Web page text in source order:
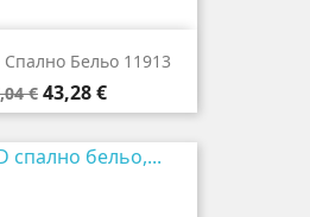
Спално Бельо 11913
€ Цена
43,28 €